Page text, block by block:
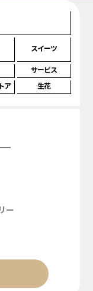
スイーツ
サービス
ア 生花
ー